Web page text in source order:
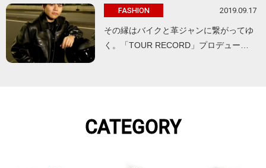
FASHION 2019.09.17
その縁はバイクと革ジャンに繋がってゆ
く。「TOUR RECORD」プロデュー…
CATEGORY